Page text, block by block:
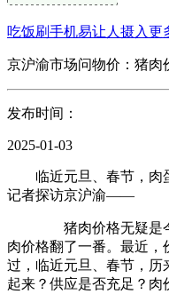
吃饭刷手机易让人摄入更
京沪渝市场问物价：猪肉
发布时间：
2025-01-03
临近元旦、春节，肉蛋
记者探访京沪渝——
猪肉价格无疑是今年
肉价格翻了一番。最近，
过，临近元旦、春节，历
起来？供应是否充足？肉